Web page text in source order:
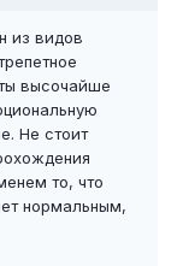
из видов
высочайше
Не стоит
то, что
нормальным,